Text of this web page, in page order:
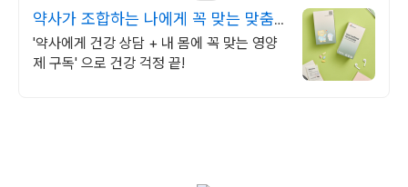
약사가 조합하는 나에게 꼭 맞는 맞춤
형 영양제.
'약사에게 건강 상담 + 내 몸에 꼭 맞는 영양
제 구독' 으로 건강 걱정 끝!